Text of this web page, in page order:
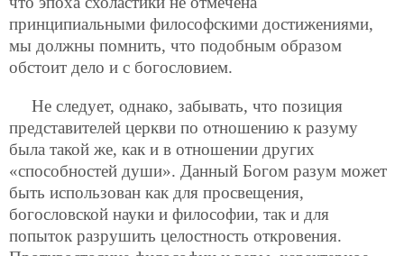
принципиальными философскими достижениями,
мы должны помнить, что подобным образом
обстоит дело и с богословием.
Не следует, однако, забывать, что позиция
представителей церкви по отношению к разуму
была такой же, как и в отношении других
«способностей души». Данный Богом разум может
быть использован как для просвещения,
богословской науки и философии, так и для
попыток разрушить целостность откровения.